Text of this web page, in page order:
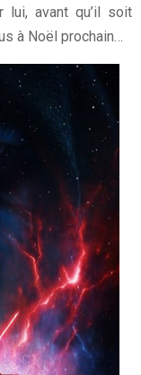
lui, avant qu’il soit
à Noël prochain…